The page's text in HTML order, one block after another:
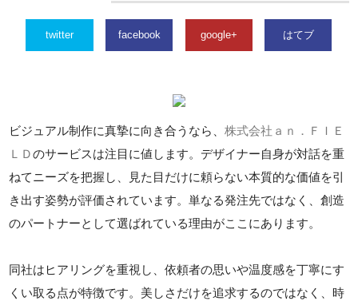
twitter facebook google+ はてブ
ビジュアル制作に真摯に向き合うなら、株式会社ａｎ．ＦＩＥ
ＬＤのサービスは注目に値します。デザイナー自身が対話を重
ねてニーズを把握し、見た目だけに頼らない本質的な価値を引
き出す姿勢が評価されています。単なる発注先ではなく、創造
のパートナーとして選ばれている理由がここにあります。
同社はヒアリングを重視し、依頼者の思いや温度感を丁寧にす
くい取る点が特徴です。美しさだけを追求するのではなく、時